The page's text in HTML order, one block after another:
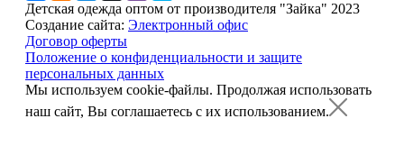
Детская одежда оптом от производителя "Зайка" 2023
Создание сайта: Электронный офис
Договор оферты
Положение о конфиденциальности и защите
персональных данных
Мы используем cookie-файлы. Продолжая использовать
наш сайт, Вы соглашаетесь с их использованием.